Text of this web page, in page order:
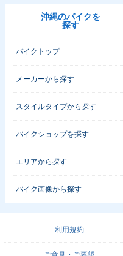
沖縄のバイクを
探す
バイクトップ
メーカーから探す
スタイルタイプから探す
バイクショップを探す
エリアから探す
バイク画像から探す
利用規約